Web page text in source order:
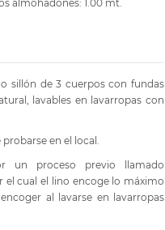
almohadones: 1.00 mt.
sillón de 3 cuerpos con fundas
lavables en lavarropas con
en el local.
un proceso previo llamado
el cual el lino encoge lo máximo
al lavarse en lavarropas